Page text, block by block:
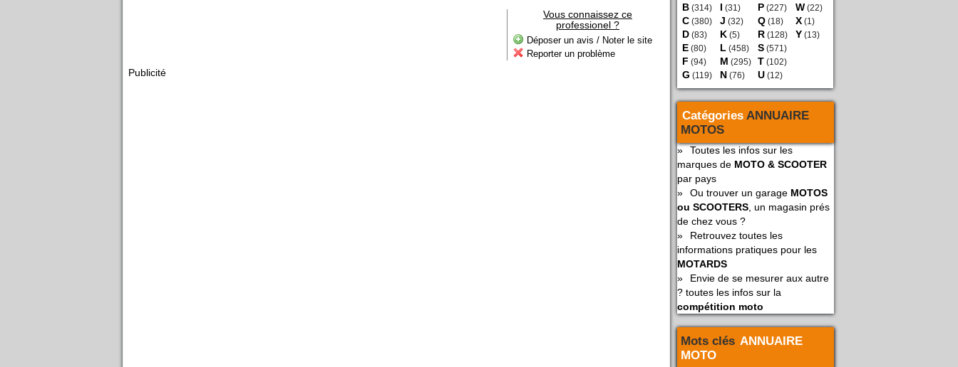
B (314)
C (380)
D (83)
E (80)
F (94)
G (119)
I (31)
J (32)
K (5)
L (458)
M (295)
N (76)
P (227)
Q (18)
R (128)
S (571)
T (102)
U (12)
W (22)
X (1)
Y (13)
Catégories ANNUAIRE
MOTOS
»
Toutes les infos sur les
marques de MOTO & SCOOTER
par pays
»
Ou trouver un garage MOTOS
ou SCOOTERS , un magasin prés
de chez vous ?
»
Retrouvez toutes les
informations pratiques pour les
MOTARDS
»
Envie de se mesurer aux autre
? toutes les infos sur la
compétition moto
Mots clés ANNUAIRE
MOTO
Vous connaissez ce
professionel ?
Déposer un avis / Noter le site
Reporter un problème
Publicité